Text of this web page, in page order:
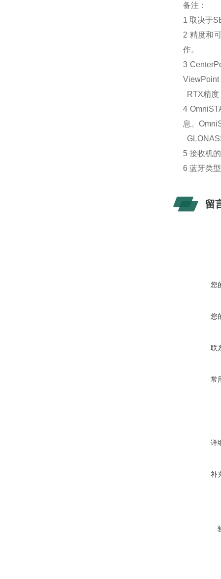
备注：
1 取决于
2 精度和
作。
3
ViewPoint
RTX精度
4
息。
5 接收机
6 蓝牙类
留
您
您
联
常
详
补